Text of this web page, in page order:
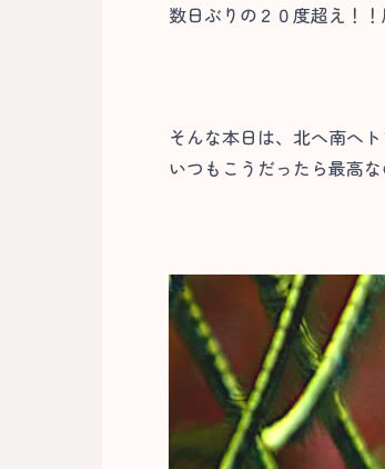
数日ぶりの２０度超え！
そんな本日は、北へ南へ
いつもこうだったら最高